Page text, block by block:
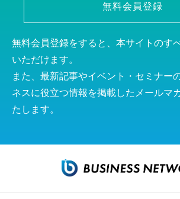
無料会員登録
無料会員登録をすると、本サイトのす
いただけます。
また、最新記事やイベント・セミナー
ネスに役立つ情報を掲載したメールマ
たします。